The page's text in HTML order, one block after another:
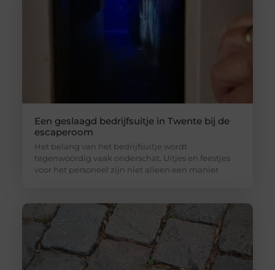
Een geslaagd bedrijfsuitje in Twente bij de
escaperoom
Het belang van het bedrijfsuitje wordt
tegenwoordig vaak onderschat. Uitjes en feestjes
voor het personeel zijn niet alleen een manier